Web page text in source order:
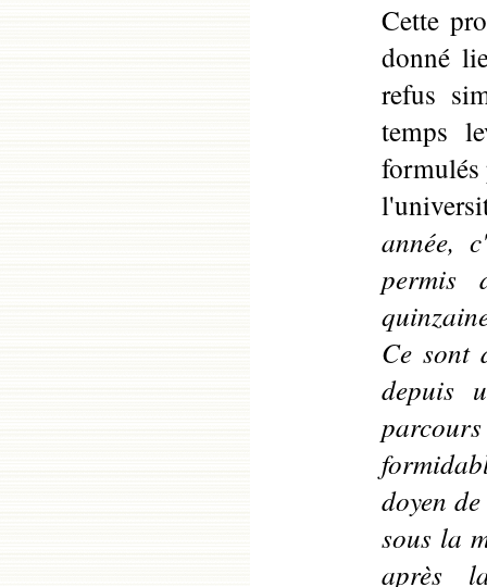
Cette
donné
refus
temps
formulés
année,
permis
Ce sont
depuis
doyen
sous la
après